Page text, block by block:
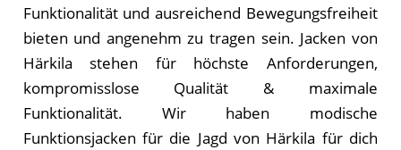
Funktionalität und ausreichend Bewegungsfreiheit
bieten und angenehm zu tragen sein. Jacken von
Härkila stehen für höchste Anforderungen,
kompromisslose Qualität & maximale
Funktionalität. Wir haben modische
Funktionsjacken für die Jagd von Härkila für dich